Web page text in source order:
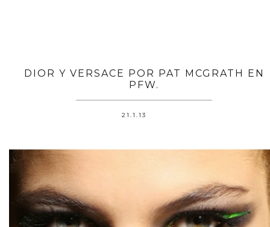
DIOR Y VERSACE POR PAT MCGRATH EN
PFW.
21.1.13